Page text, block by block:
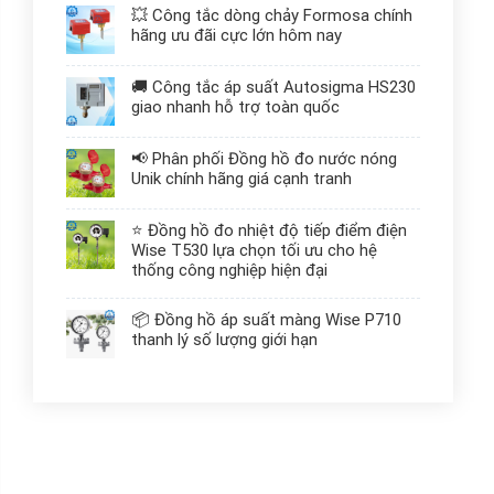
💥 Công tắc dòng chảy Formosa chính
hãng ưu đãi cực lớn hôm nay
🚚 Công tắc áp suất Autosigma HS230
giao nhanh hỗ trợ toàn quốc
📢 Phân phối Đồng hồ đo nước nóng
Unik chính hãng giá cạnh tranh
⭐ Đồng hồ đo nhiệt độ tiếp điểm điện
Wise T530 lựa chọn tối ưu cho hệ
thống công nghiệp hiện đại
📦 Đồng hồ áp suất màng Wise P710
thanh lý số lượng giới hạn